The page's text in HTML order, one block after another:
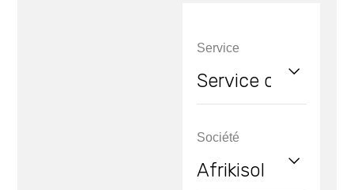
Service
Société